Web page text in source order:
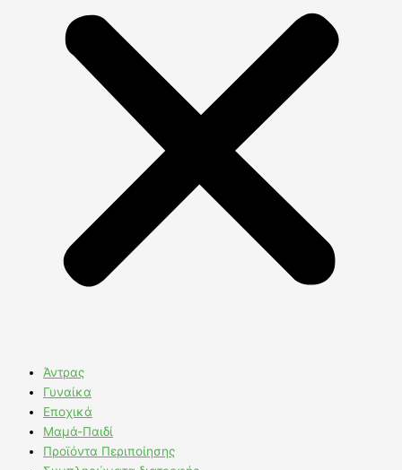
Άντρας
Γυναίκα
Εποχικά
Μαμά-Παιδί
Προϊόντα Περιποίησης